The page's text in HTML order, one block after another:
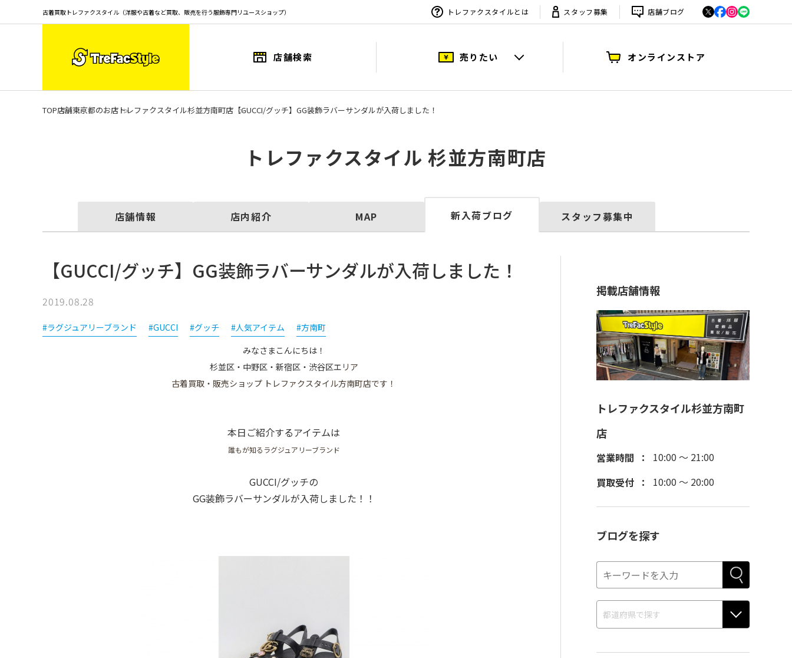
古着買取トレファクスタイル（洋服や古着など買取、販売を行う服飾専門リユースショップ） トレファクスタイルとは スタッフ募集 店舗ブログ
店舗検索 売りたい オンラインストア
TOP店舗東京都のお店 トレファクスタイル杉並方南町店 【GUCCI/グッチ】GG装飾ラバーサンダルが入荷しました！
トレファクスタイル 杉並方南町店
店舗情報 店内紹介 MAP 新入荷ブログ スタッフ募集中
【GUCCI/グッチ】GG装飾ラバーサンダルが入荷しました！
2019.08.28
#ラグジュアリーブランド #GUCCI #グッチ #人気アイテム
#方南町
みなさまこんにちは！
杉並区・中野区・新宿区・渋谷区エ リア
古着買取・販売ショップ トレファクスタイル方南町店です！
本日ご紹介するアイテムは
誰もが知るラグジュアリーブランド
GUCCI/グッチ​の
GG装飾ラバーサンダルが入荷しました！！
掲載店舗情報
トレファクスタイル杉並方南町
店
営業時間
10:00 ～ 21:00
買取受付
10:00 ～ 20:00
ブログを探す